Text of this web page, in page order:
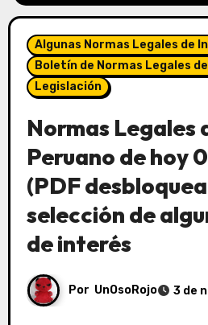
Algunas Normas Legales de
Boletín de Normas Legales
Legislación
Normas Legales
Peruano de hoy
(PDF
selección de
de interés
Por UnOsoRojo 3 de